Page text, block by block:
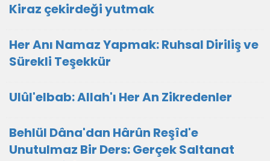
Kiraz çekirdeği yutmak
Her Anı Namaz Yapmak: Ruhsal Diriliş ve
Sürekli Teşekkür
Ulûl'elbab: Allah'ı Her An Zikredenler
Behlül Dâna'dan Hârûn Reşîd'e
Unutulmaz Bir Ders: Gerçek Saltanat